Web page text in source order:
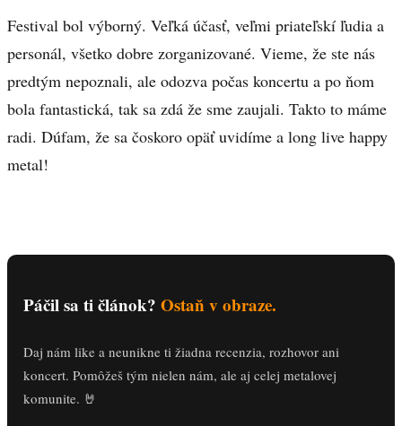
Festival bol výborný. Veľká účasť, veľmi priateľskí ľudia a
personál, všetko dobre zorganizované. Vieme, že ste nás
predtým nepoznali, ale odozva počas koncertu a po ňom
bola fantastická, tak sa zdá že sme zaujali. Takto to máme
radi. Dúfam, že sa čoskoro opäť uvidíme a long live happy
metal!
Páčil sa ti článok? Ostaň v obraze.
Daj nám like a neunikne ti žiadna recenzia, rozhovor ani
koncert. Pomôžeš tým nielen nám, ale aj celej metalovej
komunite. 🤘